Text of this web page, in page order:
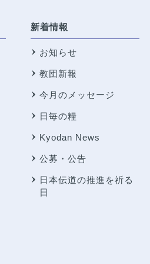
新着情報
お知らせ
教団新報
今月のメッセージ
日毎の糧
Kyodan News
公募・公告
日本伝道の推進を祈る
日